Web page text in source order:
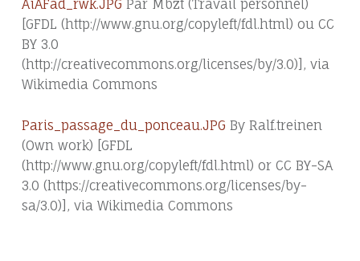
AïAFad_rwk.JPG Par Mbzt (Travail personnel)
[GFDL (http://www.gnu.org/copyleft/fdl.html) ou CC
BY 3.0
(http://creativecommons.org/licenses/by/3.0)], via
Wikimedia Commons
Paris_passage_du_ponceau.JPG By Ralf.treinen
(Own work) [GFDL
(http://www.gnu.org/copyleft/fdl.html) or CC BY-SA
3.0 (https://creativecommons.org/licenses/by-
sa/3.0)], via Wikimedia Commons